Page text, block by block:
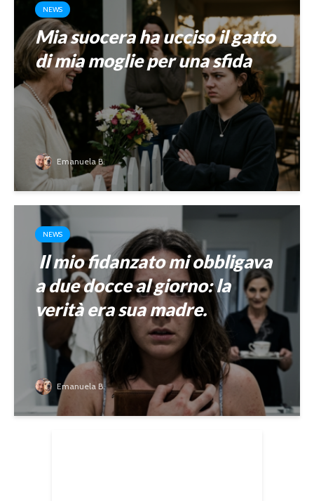
NEWS
Mia suocera ha ucciso il gatto
di mia moglie per una sfida
Emanuela B.
NEWS
Il mio fidanzato mi obbligava
a due docce al giorno: la
verità era sua madre.
Emanuela B.